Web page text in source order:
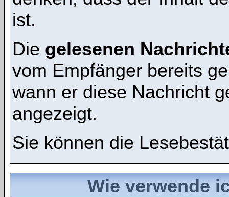
ist.
Die gelesenen
vom Empfänger bereits
wann er diese Nachricht
angezeigt.
Sie können die
Wie verwende